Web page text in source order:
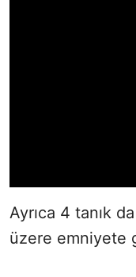
Ayrıca 4 tanık
üzere emniyete